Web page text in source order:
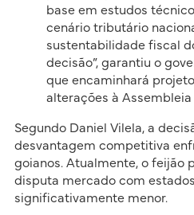
base em estudos
cenário tributário
sustentabilidade fiscal
decisão”, garantiu o
que encaminhará
alterações à Assembleia
Segundo Daniel Vilela, a
desvantagem competitiva
goianos. Atualmente, o feijão
disputa mercado com
significativamente menor.